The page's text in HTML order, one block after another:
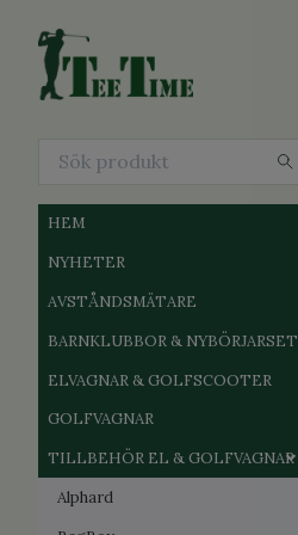
HEM
NYHETER
AVSTÅNDSMÄTARE
BARNKLUBBOR & NYBÖRJARSET
ELVAGNAR & GOLFSCOOTER
GOLFVAGNAR
TILLBEHÖR EL & GOLFVAGNAR
Alphard